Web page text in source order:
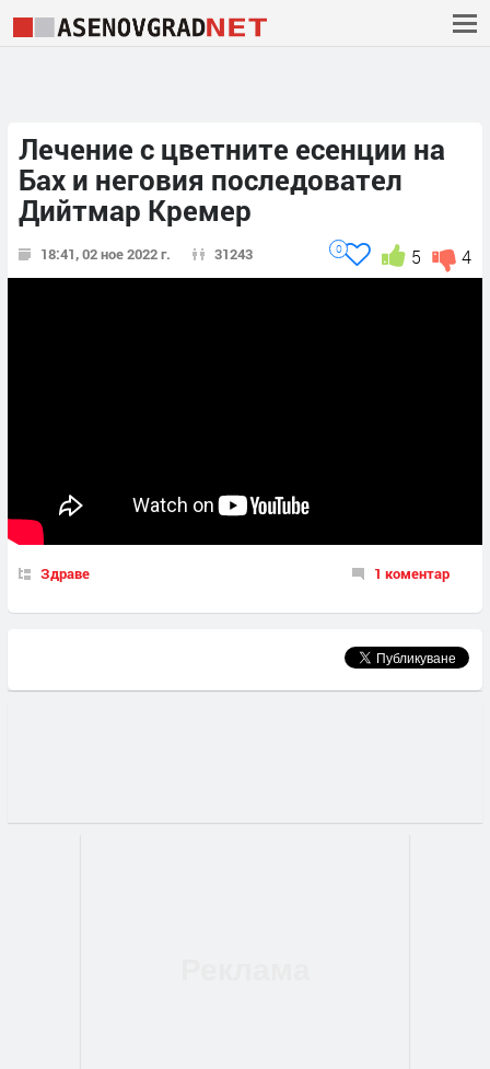
Лечение с цветните есенции на
Бах и неговия последовател
Дийтмар Кремер
18:41, 02 ное 2022 г. 31243 4
5
0
Здраве 1 коментар